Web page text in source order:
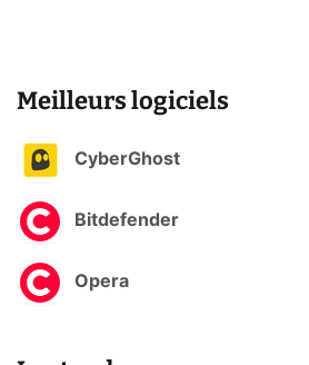
Meilleurs logiciels
CyberGhost
Bitdefender
Opera